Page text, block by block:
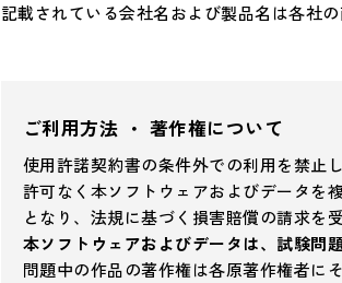
記載されている会社名および製品名は各社の
ご利用方法 ・ 著作権について
使用許諾契約書の条件外での利用を禁止し
許可なく本ソフトウェアおよびデータを
となり、法規に基づく損害賠償の請求を
本ソフトウェアおよびデータは、試験問
問題中の作品の著作権は各原著作権者に